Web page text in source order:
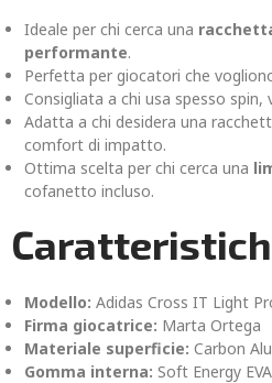
Ideale per chi cerca una
performante.
Perfetta per giocatori che
Consigliata a chi usa spesso spin,
Adatta a chi desidera una
comfort di impatto.
Ottima scelta per chi cerca una
cofanetto incluso.
Modello: Adidas Cross IT Light
Firma giocatrice: Marta Ortega
Materiale superficie: Carbon
Gomma interna: Soft Energy EVA